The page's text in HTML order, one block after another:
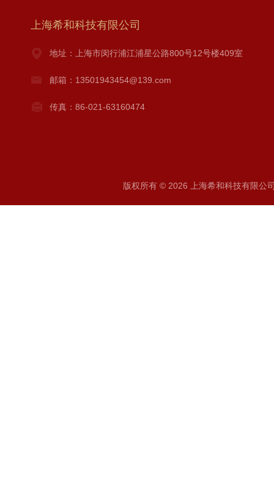
上海希和科技有限公司
地址：上海市闵行浦江浦星公路800号12号楼409室
邮箱：13501943454@139.com
传真：86-021-63160474
版权所有 © 2026 上海希和科技有限公